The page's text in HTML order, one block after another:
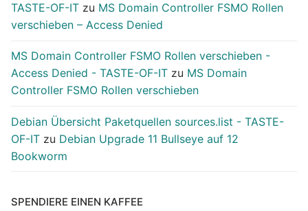
TASTE-OF-IT zu MS Domain Controller FSMO Rollen
verschieben – Access Denied
MS Domain Controller FSMO Rollen verschieben -
Access Denied - TASTE-OF-IT zu MS Domain
Controller FSMO Rollen verschieben
Debian Übersicht Paketquellen sources.list - TASTE-
OF-IT zu Debian Upgrade 11 Bullseye auf 12
Bookworm
SPENDIERE EINEN KAFFEE